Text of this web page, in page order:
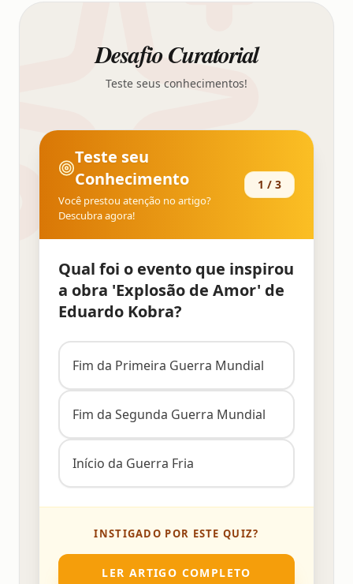
Desafio Curatorial
Teste seus conhecimentos!
Teste seu
Conhecimento
Você prestou atenção no artigo?
Descubra agora!
1 / 3
Qual foi o evento que inspirou
a obra 'Explosão de Amor' de
Eduardo Kobra?
Fim da Primeira Guerra Mundial
Fim da Segunda Guerra Mundial
Início da Guerra Fria
INSTIGADO POR ESTE QUIZ?
LER ARTIGO COMPLETO